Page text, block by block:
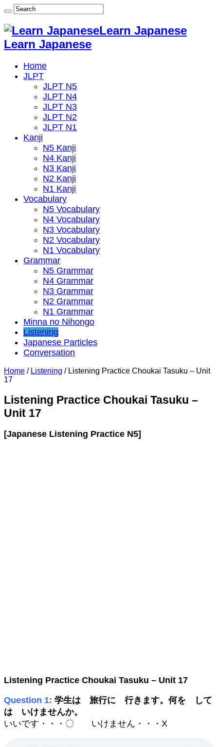
Learn Japanese
Learn Japanese
Home
JLPT
JLPT N5
JLPT N4
JLPT N3
JLPT N2
JLPT N1
Kanji
N5 Kanji
N4 Kanji
N3 Kanji
N2 Kanji
N1 Kanji
Vocabulary
N5 Vocabulary
N4 Vocabulary
N3 Vocabulary
N2 Vocabulary
N1 Vocabulary
Grammar
N5 Grammar
N4 Grammar
N3 Grammar
N2 Grammar
N1 Grammar
Minna no Nihongo
Listening
Japanese Particles
Conversation
Home / Listening / Listening Practice Choukai Tasuku – Unit
17
Listening Practice Choukai Tasuku –
Unit 17
[Japanese Listening Practice N5]
Listening Practice Choukai Tasuku – Unit 17
Question 1: 学生は 旅行に 行きます。何を して
は いけませんか。
いいです・・・〇 いけません・・・X